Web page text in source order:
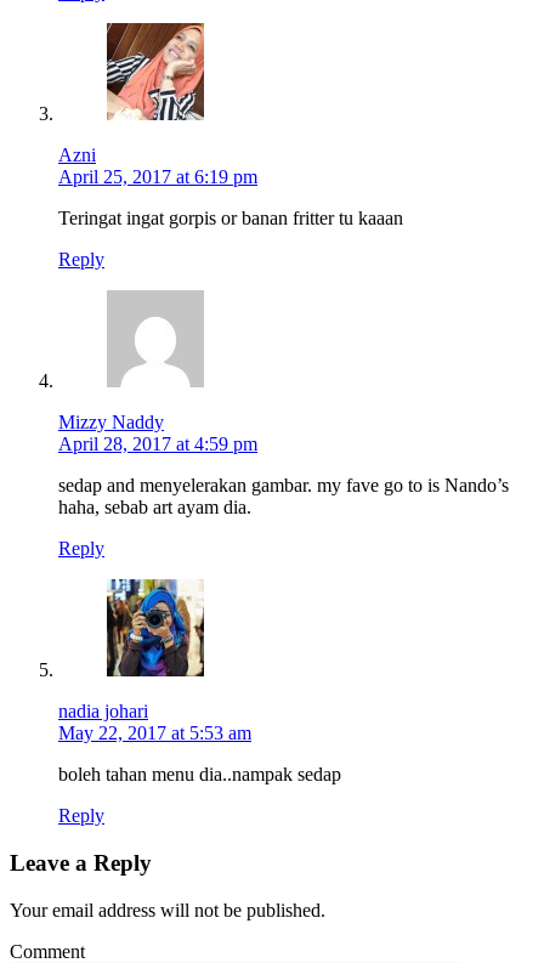
Azni
April 25, 2017 at 6:19 pm
Teringat ingat gorpis or banan fritter tu kaaan
Reply
Mizzy Naddy
April 28, 2017 at 4:59 pm
sedap and menyelerakan gambar. my fave go to is Nando’s
haha, sebab art ayam dia.
Reply
nadia johari
May 22, 2017 at 5:53 am
boleh tahan menu dia..nampak sedap
Reply
Leave a Reply
Your email address will not be published.
Comment